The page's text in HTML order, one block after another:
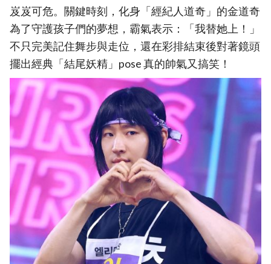
岌岌可危。關鍵時刻，化身「經紀人道奇」的金道奇
為了守護孩子們的夢想，霸氣表示：「我替她上！」
不只完美記住舞步與走位，還在彩排結束後對著鏡頭
擺出經典「結尾妖精」pose 真的帥氣又搞笑！